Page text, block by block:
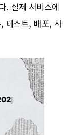
. 실제 서비스에
테스트, 배포, 사